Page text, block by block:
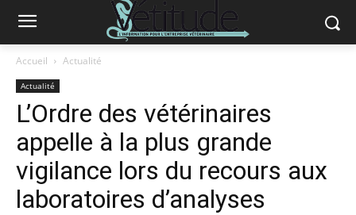
Accueil Actualité
Actualité
L’Ordre des vétérinaires
appelle à la plus grande
vigilance lors du recours aux
laboratoires d’analyses